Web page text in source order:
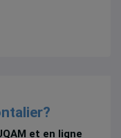
et en ligne